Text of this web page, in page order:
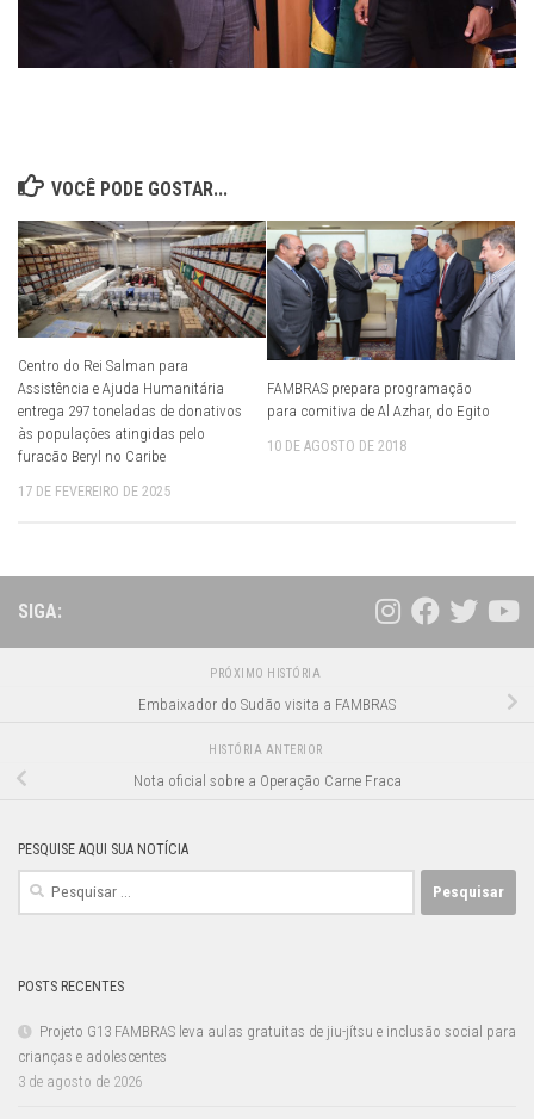
VOCÊ PODE GOSTAR...
Centro do Rei Salman para
Assistência e Ajuda Humanitária
entrega 297 toneladas de donativos
às populações atingidas pelo
furacão Beryl no Caribe
17 DE FEVEREIRO DE 2025
FAMBRAS prepara programação
para comitiva de Al Azhar, do Egito
10 DE AGOSTO DE 2018
SIGA:
PRÓXIMO HISTÓRIA
Embaixador do Sudão visita a FAMBRAS
HISTÓRIA ANTERIOR
Nota oficial sobre a Operação Carne Fraca
PESQUISE AQUI SUA NOTÍCIA
Pesquisar
POSTS RECENTES
Projeto G13 FAMBRAS leva aulas gratuitas de jiu-jítsu e inclusão social para
crianças e adolescentes
3 de agosto de 2026